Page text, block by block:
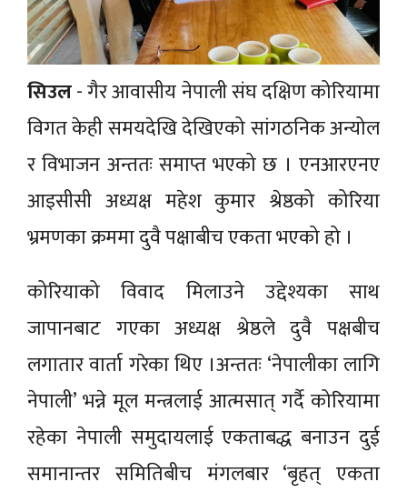
सिउल- गैर आवासीय नेपाली संघ दक्षिण कोरियामा
विगत केही समयदेखि देखिएको सांगठनिक अन्योल
र विभाजन अन्ततः समाप्त भएको छ । एनआरएनए
आइसीसी अध्यक्ष महेश कुमार श्रेष्ठको कोरिया
भ्रमणका क्रममा दुवै पक्षाबीच एकता भएको हो ।
कोरियाको विवाद मिलाउने उद्देश्यका साथ
जापानबाट गएका अध्यक्ष श्रेष्ठले दुवै पक्षबीच
लगातार वार्ता गरेका थिए ।अन्ततः ‘नेपालीका लागि
नेपाली’ भन्ने मूल मन्त्रलाई आत्मसात् गर्दै कोरियामा
रहेका नेपाली समुदायलाई एकताबद्ध बनाउन दुई
समानान्तर समितिबीच मंगलबार ‘बृहत् एकता